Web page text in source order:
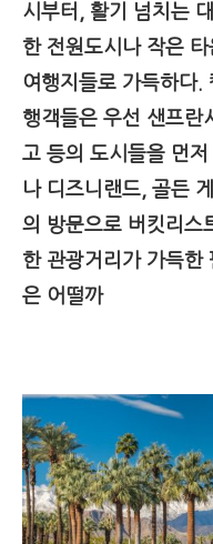
시부터, 활기 넘치는
한 전원도시나 작은
여행지들로 가득하다.
행객들은 우선 샌프란
고 등의 도시들을 먼
나 디즈니랜드, 골든
의 방문으로 버킷리스
한 관광거리가 가득한
은 어떨까